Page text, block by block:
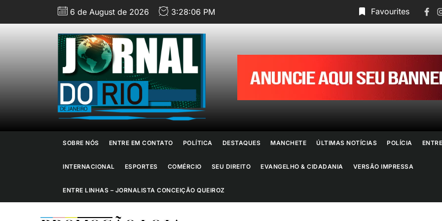
6 de August de 2026 3:28:07 PM Favourites
Jornal
do
Rio
de
Janeiro
SOBRE NÓS ENTRE EM CONTATO POLÍTICA DESTAQUES MANCHETE ÚLTIMAS NOTÍCIAS POLÍCIA
INTERNACIONAL ESPORTES COMÉRCIO SEU DIREITO EVANGELHO & CIDADANIA VERSÃO IMPRESSA
ENTRE LINHAS – JORNALISTA CONCEIÇÃO QUEIROZ